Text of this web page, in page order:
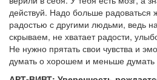
действуй. Надо больше радоваться
радостью с другими людьми, ведь
скрываем, не хватает радости,
Не нужно прятать свои чувства и
думать о хорошем и меньше